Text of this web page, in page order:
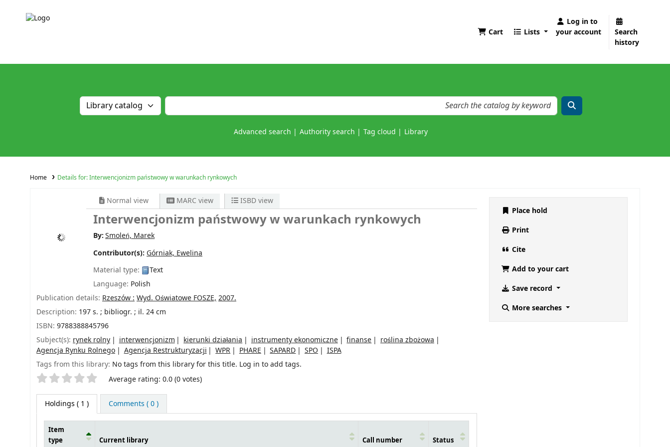
Cart Lists
Log in to
your account
Search
history
Advanced search Authority search Tag cloud Library
Home Details for:Interwencjonizm państwowy w warunkach rynkowych
Normal view MARC view ISBD view
Interwencjonizm państwowy w warunkach rynkowych
By:Smoleń, Marek
Contributor(s): Górniak, Ewelina
Material type:
Text
Language: Polish
Publication details: Rzeszów : Wyd. Oświatowe FOSZE, 2007.
Description: 197 s. ; bibliogr. ; il. 24 cm
ISBN: 9788388845796
Subject(s): rynek rolny interwencjonizm kierunki działania instrumenty ekonomiczne finanse
roślina zbożowa
Agencja Rynku Rolnego
Agencja Restrukturyzacji WPR PHARE SAPARD SPO
ISPA
Tags from this library: No tags from this library for this title. Log in to add tags.
Star ratings Average rating: 0.0 (0 votes)
Holdings ( 1 ) Comments ( 0 )
Item
type
Current library Call number Status
Place hold
Print
Cite
Add to your cart
Save record
More searches